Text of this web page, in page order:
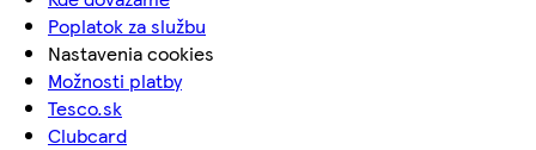
Poplatok za službu
Nastavenia cookies
Možnosti platby
Tesco.sk
Clubcard